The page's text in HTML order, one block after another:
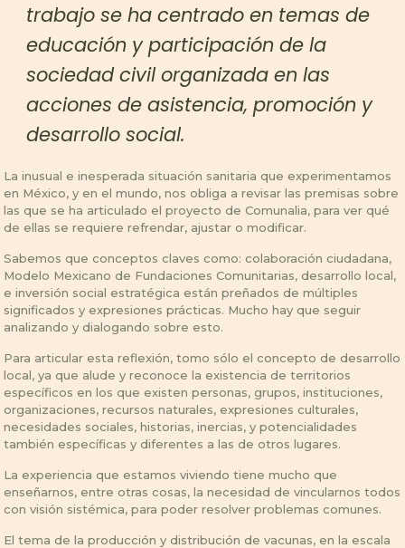
trabajo se ha centrado en temas de
educación y participación de la
sociedad civil organizada en las
acciones de asistencia, promoción y
desarrollo social.
La inusual e inesperada situación sanitaria que experimentamos
en México, y en el mundo, nos obliga a revisar las premisas sobre
las que se ha articulado el proyecto de Comunalia, para ver qué
de ellas se requiere refrendar, ajustar o modificar.
Sabemos que conceptos claves como: colaboración ciudadana,
Modelo Mexicano de Fundaciones Comunitarias, desarrollo local,
e inversión social estratégica están preñados de múltiples
significados y expresiones prácticas. Mucho hay que seguir
analizando y dialogando sobre esto.
Para articular esta reflexión, tomo sólo el concepto de desarrollo
local, ya que alude y reconoce la existencia de territorios
específicos en los que existen personas, grupos, instituciones,
organizaciones, recursos naturales, expresiones culturales,
necesidades sociales, historias, inercias, y potencialidades
también específicas y diferentes a las de otros lugares.
La experiencia que estamos viviendo tiene mucho que
enseñarnos, entre otras cosas, la necesidad de vincularnos todos
con visión sistémica, para poder resolver problemas comunes.
El tema de la producción y distribución de vacunas, en la escala